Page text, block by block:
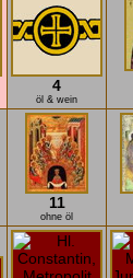
4
öl & wein
11
ohne öl